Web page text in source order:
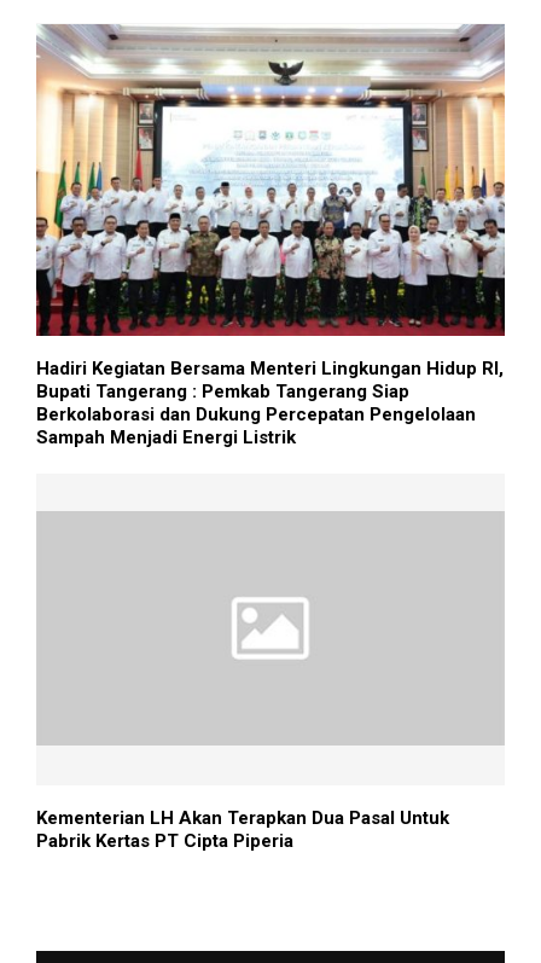
Hadiri Kegiatan Bersama Menteri Lingkungan Hidup RI,
Bupati Tangerang : Pemkab Tangerang Siap
Berkolaborasi dan Dukung Percepatan Pengelolaan
Sampah Menjadi Energi Listrik
Kementerian LH Akan Terapkan Dua Pasal Untuk
Pabrik Kertas PT Cipta Piperia